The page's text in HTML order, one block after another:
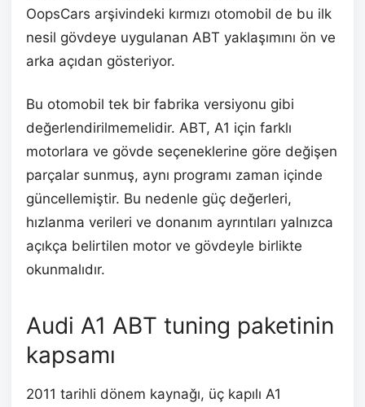
OopsCars arşivindeki kırmızı otomobil de bu ilk
nesil gövdeye uygulanan ABT yaklaşımını ön ve
arka açıdan gösteriyor.
Bu otomobil tek bir fabrika versiyonu gibi
değerlendirilmemelidir. ABT, A1 için farklı
motorlara ve gövde seçeneklerine göre değişen
parçalar sunmuş, aynı programı zaman içinde
güncellemiştir. Bu nedenle güç değerleri,
hızlanma verileri ve donanım ayrıntıları yalnızca
açıkça belirtilen motor ve gövdeyle birlikte
okunmalıdır.
Audi A1 ABT tuning paketinin
kapsamı
2011 tarihli dönem kaynağı, üç kapılı A1